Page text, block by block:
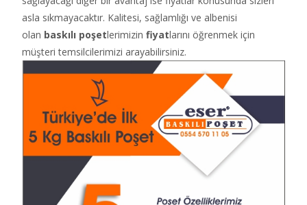
asla sıkmayacaktır. Kalitesi, sağlamlığı ve albenisi
olan baskılı poşetlerimizin fiyatlarını öğrenmek için
müşteri temsilcilerimizi arayabilirsiniz.